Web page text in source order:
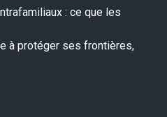
: ce que les
à protéger ses frontières,